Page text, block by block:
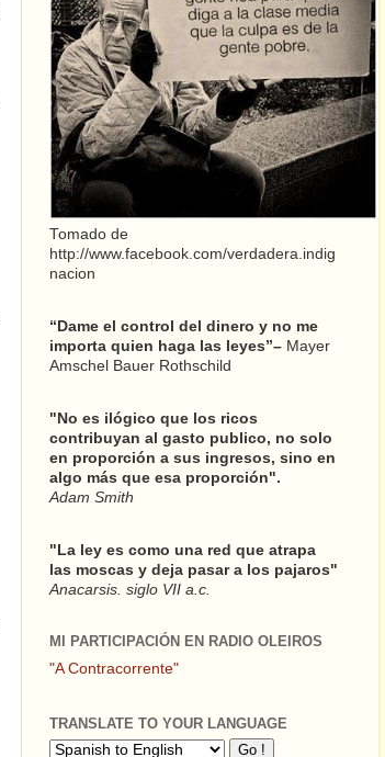
Tomado de
http://www.facebook.com/verdadera.indig
nacion
“Dame el control del dinero y no me
importa quien haga las leyes”– Mayer
Amschel Bauer Rothschild
"No es ilógico que los ricos
contribuyan al gasto publico, no solo
en proporción a sus ingresos, sino en
algo más que esa proporción".
Adam Smith
"La ley es como una red que atrapa
las moscas y deja pasar a los pajaros"
Anacarsis. siglo VII a.c.
MI PARTICIPACIÓN EN RADIO OLEIROS
"A Contracorrente"
TRANSLATE TO YOUR LANGUAGE